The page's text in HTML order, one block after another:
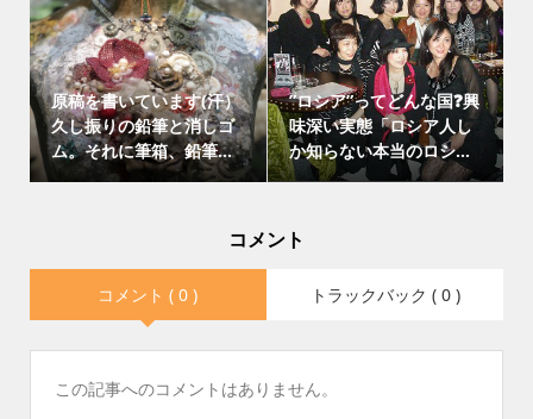
原稿を書いています(汗）
久し振りの鉛筆と消しゴ
ム。それに筆箱、鉛筆...
”ロシア”ってどんな国❓興
味深い実態「ロシア人し
か知らない本当のロシ...
コメント
コメント ( 0 ) トラックバック ( 0 )
この記事へのコメントはありません。